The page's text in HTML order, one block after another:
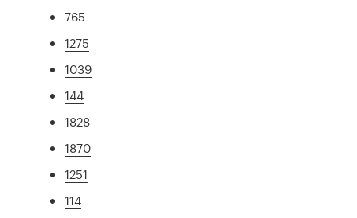
765
1275
1039
144
1828
1870
1251
114